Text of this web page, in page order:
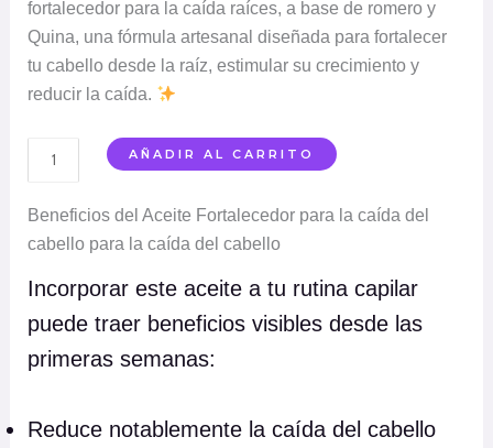
fortalecedor para la caída raíces, a base de romero y
Quina, una fórmula artesanal diseñada para fortalecer
tu cabello desde la raíz, estimular su crecimiento y
reducir la caída.
c
e
i
e
f
o
a
AÑADIR AL CARRITO
Beneficios del Aceite Fortalecedor para la caída del
cabello para la caída del cabello
Incorporar este aceite a tu rutina capilar
puede traer beneficios visibles desde las
primeras semanas:
Reduce notablemente la caída del cabello